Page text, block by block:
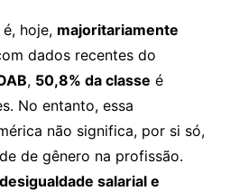
hoje, majoritariamente
dados recentes do
, 50,8% da classe é
No entanto, essa
não significa, por si só,
de gênero na profissão.
salarial e